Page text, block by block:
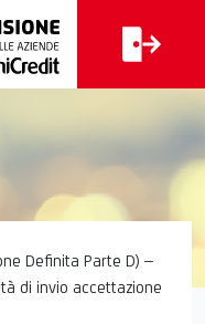
Definita Parte D) –
di invio accettazione